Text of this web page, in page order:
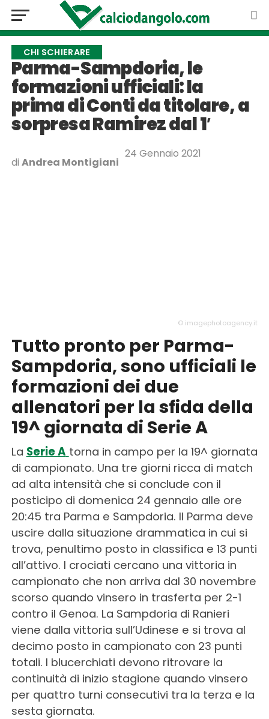
CHI SCHIERARE
Parma-Sampdoria, le
formazioni ufficiali: la
prima di Conti da titolare, a
sorpresa Ramirez dal 1′
di Andrea Montigiani
24 Gennaio 2021
© imagephotoagency.it
Tutto pronto per Parma-
Sampdoria, sono ufficiali le
formazioni dei due
allenatori per la sfida della
19^ giornata di Serie A
La Serie A torna in campo per la 19^ giornata
di campionato. Una tre giorni ricca di match
ad alta intensità che si conclude con il
posticipo di domenica 24 gennaio alle ore
20:45 tra Parma e Sampdoria. Il Parma deve
uscire dalla situazione drammatica in cui si
trova, penultimo posto in classifica e 13 punti
all’attivo. I crociati cercano una vittoria in
campionato che non arriva dal 30 novembre
scorso quando vinsero in trasferta per 2-1
contro il Genoa. La Sampdoria di Ranieri
viene dalla vittoria sull’Udinese e si trova al
decimo posto in campionato con 23 punti
totali. I blucerchiati devono ritrovare la
continuità di inizio stagione quando vinsero
per quattro turni consecutivi tra la terza e la
sesta giornata.